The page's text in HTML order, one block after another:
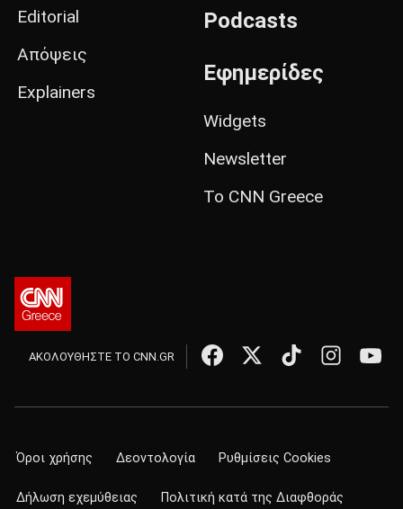
Editorial
Απόψεις
Explainers
Podcasts
Εφημερίδες
Widgets
Newsletter
Το CNN Greece
ΑΚΟΛΟΥΘΗΣΤΕ ΤΟ CNN.GR
Όροι χρήσης Δεοντολογία Ρυθμίσεις Cookies
Δήλωση εχεμύθειας Πολιτική κατά της Διαφθοράς